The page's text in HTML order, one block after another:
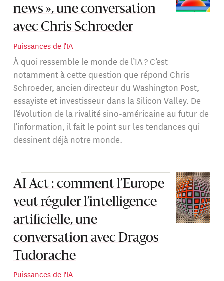
news », une conversation
avec Chris Schroeder
Puissances de l'IA
À quoi ressemble le monde de l’IA ? C’est
notamment à cette question que répond Chris
Schroeder, ancien directeur du Washington Post,
essayiste et investisseur dans la Silicon Valley. De
l’évolution de la rivalité sino-américaine au futur de
l’information, il fait le point sur les tendances qui
dessinent déjà notre monde.
AI Act : comment l’Europe
veut réguler l’intelligence
artificielle, une
conversation avec Dragos
Tudorache
Puissances de l'IA